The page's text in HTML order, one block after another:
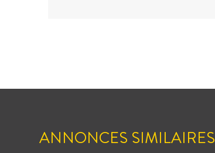
ANNONCES SIMILAIRES